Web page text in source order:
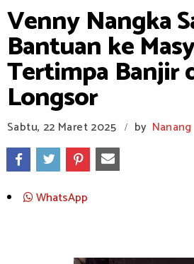
Venny Nangka
Bantuan ke
Tertimpa Banjir
Longsor
Sabtu, 22 Maret 2025 / by Nanang
WhatsApp